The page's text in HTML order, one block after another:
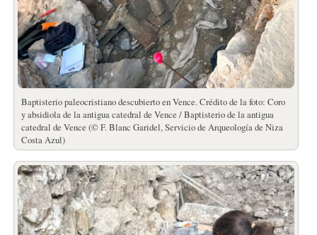
Baptisterio paleocristiano descubierto en Vence. Crédito de la foto: Coro
y absidiola de la antigua catedral de Vence / Baptisterio de la antigua
catedral de Vence (© F. Blanc Garidel, Servicio de Arqueología de Niza
Costa Azul)